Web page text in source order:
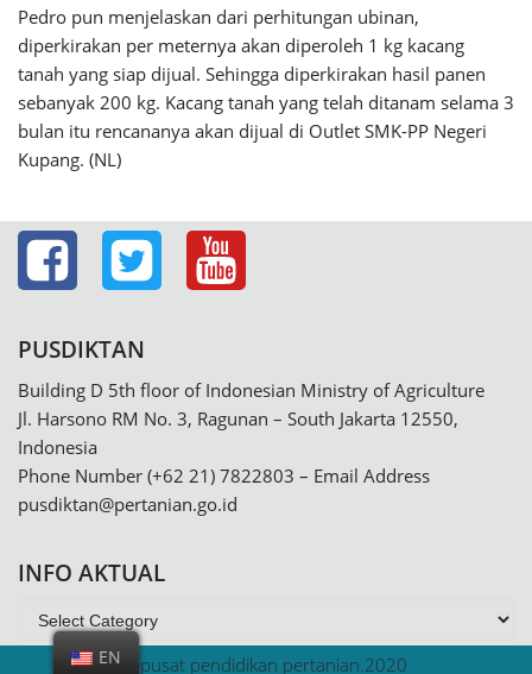
Pedro pun menjelaskan dari perhitungan ubinan,
diperkirakan per meternya akan diperoleh 1 kg kacang
tanah yang siap dijual. Sehingga diperkirakan hasil panen
sebanyak 200 kg. Kacang tanah yang telah ditanam selama 3
bulan itu rencananya akan dijual di Outlet SMK-PP Negeri
Kupang. (NL)
PUSDIKTAN
Building D 5th floor of Indonesian Ministry of Agriculture
Jl. Harsono RM No. 3, Ragunan – South Jakarta 12550,
Indonesia
Phone Number (+62 21) 7822803 – Email Address
pusdiktan@pertanian.go.id
INFO AKTUAL
@pusat pendidikan pertanian.2020
EN